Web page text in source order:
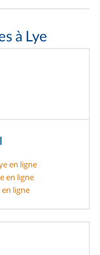
à Lye
en ligne
en ligne
ligne